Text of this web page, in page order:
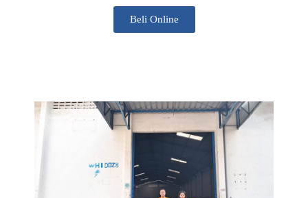
Beli Online